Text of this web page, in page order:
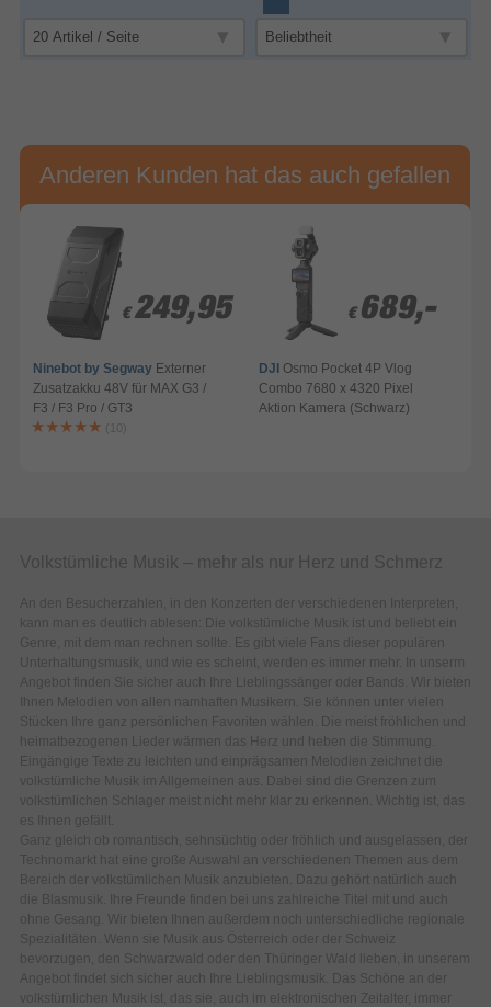
Anderen Kunden hat das auch gefallen
€ 249,95
€ 249,95
Ninebot by Segway Externer
Zusatzakku 48V für MAX G3 /
F3 / F3 Pro / GT3
(10)
€ 689,-
€ 689,-
DJI Osmo Pocket 4P Vlog
Combo 7680 x 4320 Pixel
Aktion Kamera (Schwarz)
Volkstümliche Musik – mehr als nur Herz und Schmerz
An den Besucherzahlen, in den Konzerten der verschiedenen Interpreten,
kann man es deutlich ablesen: Die volkstümliche Musik ist und beliebt ein
Genre, mit dem man rechnen sollte. Es gibt viele Fans dieser populären
Unterhaltungsmusik, und wie es scheint, werden es immer mehr. In unserm
Angebot finden Sie sicher auch Ihre Lieblingssänger oder Bands. Wir bieten
Ihnen Melodien von allen namhaften Musikern. Sie können unter vielen
Stücken Ihre ganz persönlichen Favoriten wählen. Die meist fröhlichen und
heimatbezogenen Lieder wärmen das Herz und heben die Stimmung.
Eingängige Texte zu leichten und einprägsamen Melodien zeichnet die
volkstümliche Musik im Allgemeinen aus. Dabei sind die Grenzen zum
volkstümlichen Schlager meist nicht mehr klar zu erkennen. Wichtig ist, das
es Ihnen gefällt.
Ganz gleich ob romantisch, sehnsüchtig oder fröhlich und ausgelassen, der
Technomarkt hat eine große Auswahl an verschiedenen Themen aus dem
Bereich der volkstümlichen Musik anzubieten. Dazu gehört natürlich auch
die Blasmusik. Ihre Freunde finden bei uns zahlreiche Titel mit und auch
ohne Gesang. Wir bieten Ihnen außerdem noch unterschiedliche regionale
Spezialitäten. Wenn sie Musik aus Österreich oder der Schweiz
bevorzugen, den Schwarzwald oder den Thüringer Wald lieben, in unserem
Angebot findet sich sicher auch Ihre Lieblingsmusik. Das Schöne an der
volkstümlichen Musik ist, das sie, auch im elektronischen Zeitalter, immer